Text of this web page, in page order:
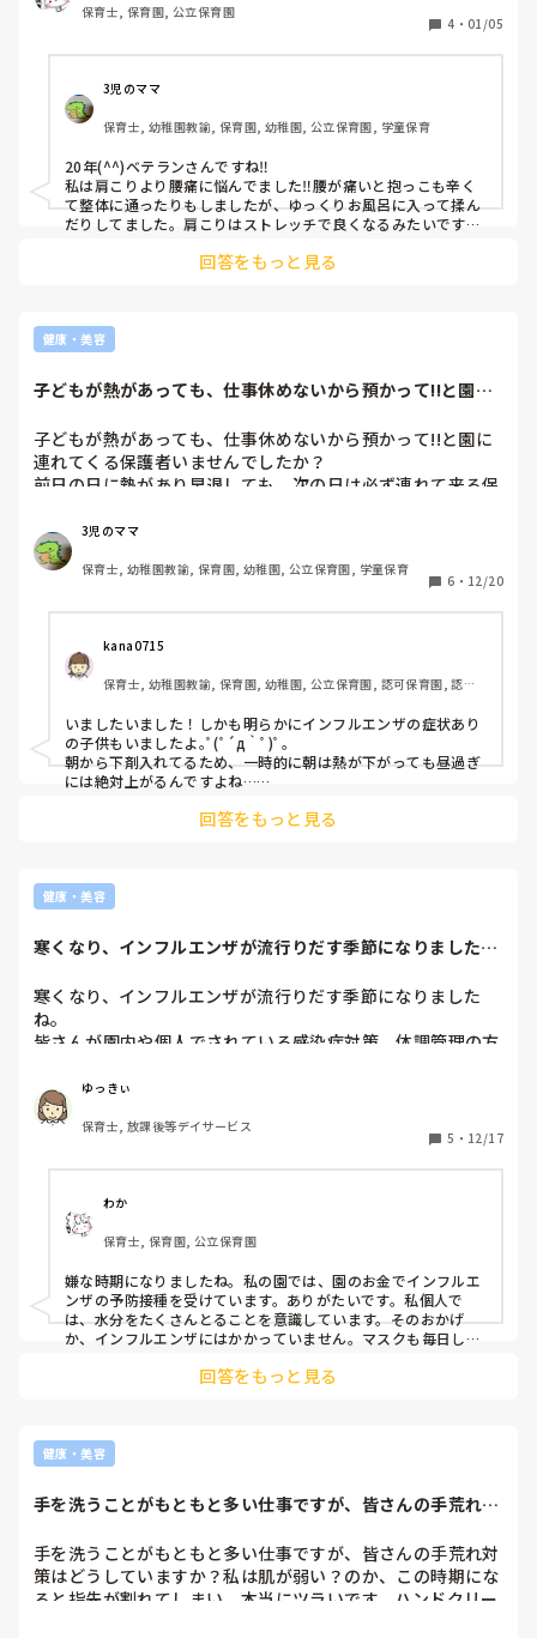
保育士, 保育園, 公立保育園
4 ・ 01/05
3児のママ
保育士, 幼稚園教諭, 保育園, 幼稚園, 公立保育園, 学童保育
20年(^^)ベテランさんですね‼︎
私は肩こりより腰痛に悩んでました‼︎腰が痛いと抱っこも辛く
て整体に通ったりもしましたが、ゆっくりお風呂に入って揉ん
だりしてました。肩こりはストレッチで良くなるみたいです
せ仰向けになって右手を軽く曲げます💪←こんな感じで。
すみません、タオルはフェイスタオルではなく長めのタオルで
した。
回答をもっと見る
健康・美容
子どもが熱があっても、仕事休めないから預かって!!と園に
子どもが熱があっても、仕事休めないから預かって!!と園に
連れてくる保護者いませんでしたか？
前日の日に熱があり早退しても、次の日は必ず連れて来る保
3児のママ
保育士, 幼稚園教諭, 保育園, 幼稚園, 公立保育園, 学童保育
6 ・ 12/20
kana0715
保育士, 幼稚園教諭, 保育園, 幼稚園, 公立保育園, 認可保育園, 認
病院内保育
いましたいました！しかも明らかにインフルエンザの症状あり
の子供もいましたよ｡ﾟ(ﾟ´д｀ﾟ)ﾟ｡
朝から下剤入れてるため、一時的に朝は熱が下がっても昼過ぎ
には絶対上がるんですよね…
もう少し考えて欲しいですね回答をもっと見る
健康・美容
寒くなり、インフルエンザが流行りだす季節になりました
寒くなり、インフルエンザが流行りだす季節になりました
ね。
皆さんが園内や個人でされている感染症対策、体調管理の方
すか？ゆっきぃ
保育士, 放課後等デイサービス
5 ・ 12/17
わか
保育士, 保育園, 公立保育園
嫌な時期になりましたね。私の園では、園のお金でインフルエ
ンザの予防接種を受けています。ありがたいです。私個人で
は、水分をたくさんとることを意識しています。そのおかげ
か、インフルエンザにはかかっていません。マスクも毎日して
回答をもっと見る
健康・美容
手を洗うことがもともと多い仕事ですが、皆さんの手荒れ対
手を洗うことがもともと多い仕事ですが、皆さんの手荒れ対
策はどうしていますか？私は肌が弱い？のか、この時期にな
ると指先が割れてしまい、本当にツラいです。ハンドクリー